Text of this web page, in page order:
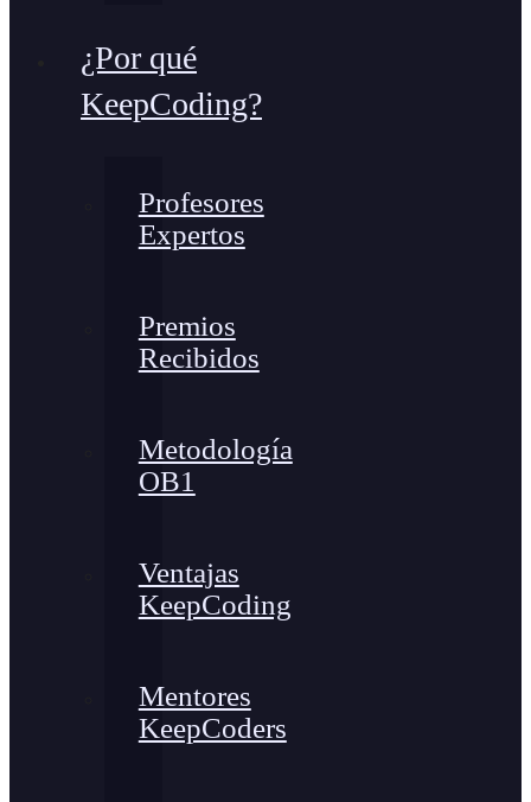
¿Por qué
KeepCoding?
Profesores
Expertos
Premios
Recibidos
Metodología
OB1
Ventajas
KeepCoding
Mentores
KeepCoders